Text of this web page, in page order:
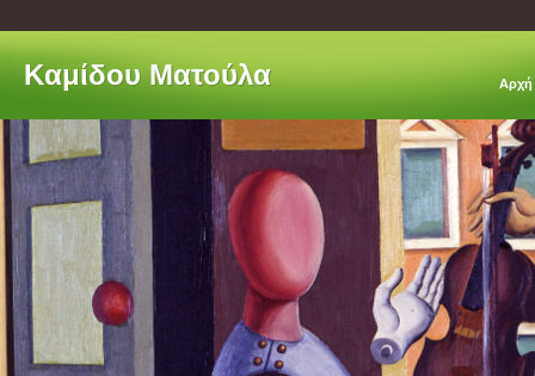
Kαμίδου Ματούλα Αρχή